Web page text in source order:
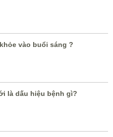
vào buổi sáng ?
là dấu hiệu bệnh gì?